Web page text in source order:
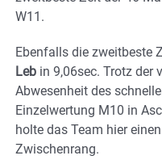
W11.
Ebenfalls die zweitbeste
Leb in 9,06sec. Trotz der
Abwesenheit des
Einzelwertung M10 in
holte das Team hier
Zwischenrang.